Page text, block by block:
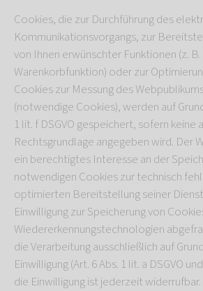
Cookies, die zur Durchführung des
Kommunikationsvorgangs, zur
von Ihnen erwünschter Funktionen (z.
Warenkorbfunktion) oder zur
Cookies zur Messung des
(notwendige Cookies), werden auf
1 lit. f DSGVO gespeichert, sofern keine
Rechtsgrundlage angegeben wird. Der
ein berechtigtes Interesse an der
notwendigen Cookies zur technisch
optimierten Bereitstellung seiner
Einwilligung zur Speicherung von
Wiedererkennungstechnologien
die Verarbeitung ausschließlich auf
Einwilligung (Art. 6 Abs. 1 lit. a DSGVO
die Einwilligung ist jederzeit widerrufbar.